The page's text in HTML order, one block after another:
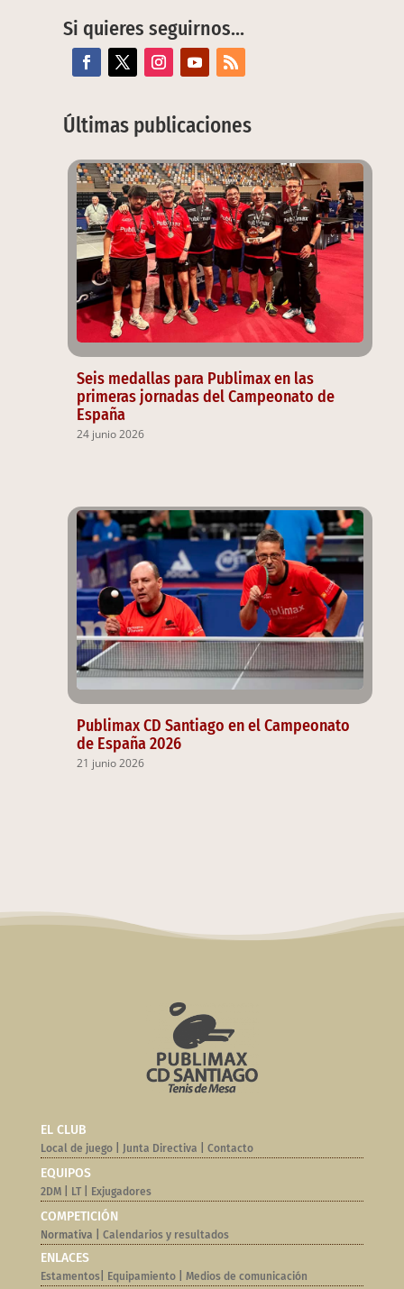
Si quieres seguirnos…
Últimas publicaciones
Seis medallas para Publimax en las
primeras jornadas del Campeonato de
España
24 junio 2026
Publimax CD Santiago en el Campeonato
de España 2026
21 junio 2026
EL CLUB
Local de juego| Junta Directiva Contacto
EQUIPOS
2DM| LT| Exjugadores
COMPETICIÓN
Normativa | Calendarios y resultados
ENLACES
Estamentos| Equipamiento| Medios de comunicación